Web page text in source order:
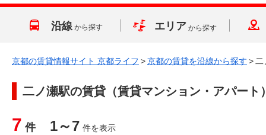
沿線 から探す エリア から探す
京都の賃貸情報サイト 京都ライフ >京都の賃貸を沿線から探す >
二ノ瀬駅の賃貸（賃貸マンション・アパート
7 件 1～7 件を表示